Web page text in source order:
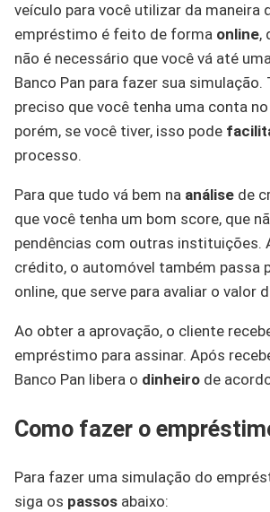
veículo para você utilizar da maneira
empréstimo é feito de forma online,
não é necessário que você vá até
Banco Pan para fazer sua simulação.
preciso que você tenha uma conta no
porém, se você tiver, isso pode
processo.
Para que tudo vá bem na análise de
que você tenha um bom score, que
pendências com outras instituições.
crédito, o automóvel também passa
online, que serve para avaliar o valor
Ao obter a aprovação, o cliente
empréstimo para assinar. Após
Banco Pan libera o dinheiro de
Como fazer o
Para fazer uma simulação do
siga os passos abaixo: